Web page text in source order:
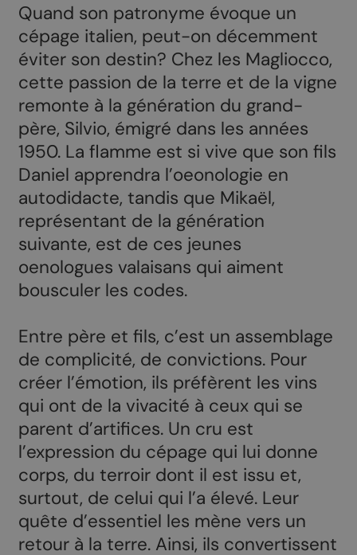
Quand son patronyme évoque un
cépage italien, peut-on décemment
éviter son destin? Chez les Magliocco,
cette passion de la terre et de la vigne
remonte à la génération du grand-
père, Silvio, émigré dans les années
1950. La flamme est si vive que son fils
Daniel apprendra l’oeonologie en
autodidacte, tandis que Mikaël,
représentant de la génération
suivante, est de ces jeunes
oenologues valaisans qui aiment
bousculer les codes.
Entre père et fils, c’est un assemblage
de complicité, de convictions. Pour
créer l’émotion, ils préfèrent les vins
qui ont de la vivacité à ceux qui se
parent d’artifices. Un cru est
l’expression du cépage qui lui donne
corps, du terroir dont il est issu et,
surtout, de celui qui l’a élevé. Leur
quête d’essentiel les mène vers un
retour à la terre. Ainsi, ils convertissent